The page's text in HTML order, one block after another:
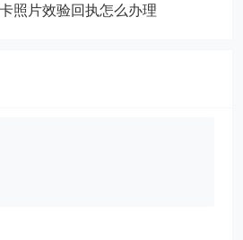
照片效验回执怎么办理